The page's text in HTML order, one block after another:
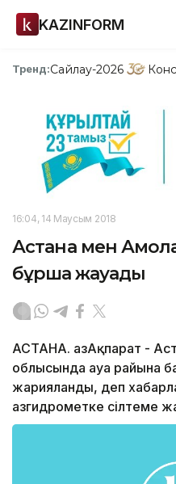
KAZINFORM
Тренд:Сайлау-2026
16:04, 14 Маусым 2018
Астана мен
бұршақ жауады
АСТАНА. ҚазАқпарат -
облысында ауа райына
жарияланды, деп
Қазгидрометке сілтеме